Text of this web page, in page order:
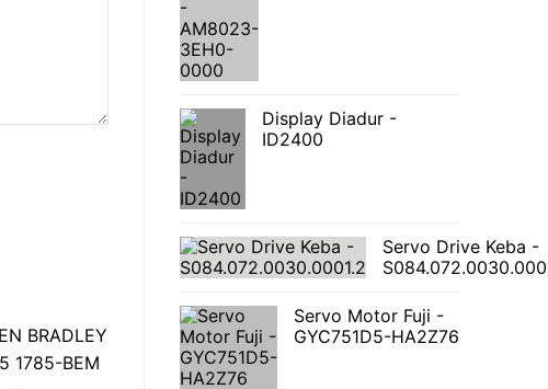
Display Diadur -
ID2400
Servo Drive Keba -
Servo Motor Fuji -
GYC751D5-HA2Z76